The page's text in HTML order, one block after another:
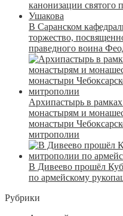
В Саранском
торжество,
праведного воина
Архипастырь в
монастырям и
монастыри
митрополии
В Дивеево прошёл
по армейскому
Рубрики